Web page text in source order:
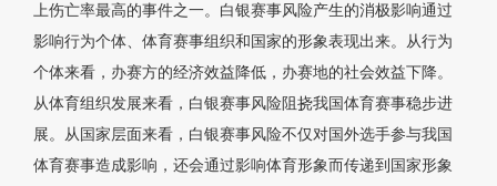
上伤亡率最高的事件之一。白银赛事风险产生的消极影响通过
影响行为个体、体育赛事组织和国家的形象表现出来。从行为
个体来看，办赛方的经济效益降低，办赛地的社会效益下降。
从体育组织发展来看，白银赛事风险阻挠我国体育赛事稳步进
展。从国家层面来看，白银赛事风险不仅对国外选手参与我国
体育赛事造成影响，还会通过影响体育形象而传递到国家形象